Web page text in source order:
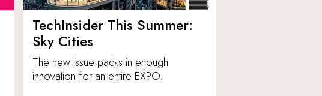
TechInsider This Summer:
Sky Cities
The new issue packs in enough
innovation for an entire EXPO.